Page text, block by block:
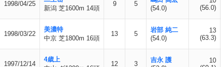
1998/04/25
新潟 芝1600m 14頭
9 5
(54.0)
(56.0)
1998/03/22
美濃特
中京 芝1800m 16頭
13 5
岩部 純二
(54.0)
13
(63.3)
1997/12/14
4歳上
12 3
吉永 護
10